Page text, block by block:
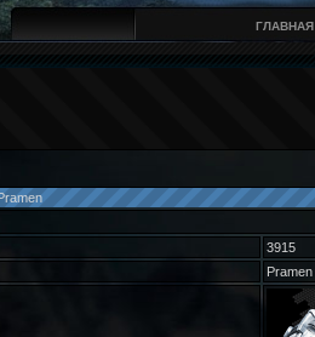
ГЛАВНАЯ
3915
Pramen